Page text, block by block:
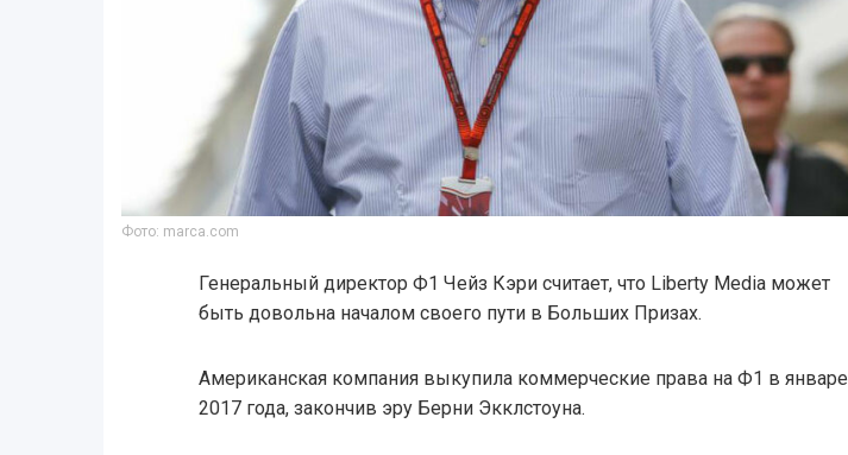
Фото: marca.com
Генеральный директор Ф1 Чейз Кэри считает, что Liberty Media может
быть довольна началом своего пути в Больших Призах.
Американская компания выкупила коммерческие права на Ф1 в январе
2017 года, закончив эру Берни Экклстоуна.